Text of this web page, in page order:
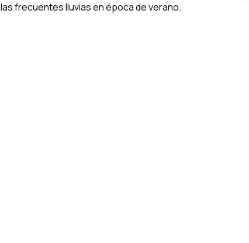
las frecuentes lluvias en época de verano.